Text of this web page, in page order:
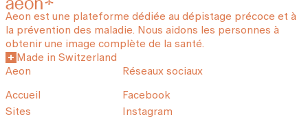
Aeon est une plateforme dédiée au dépistage précoce et à
la prévention des maladie. Nous aidons les personnes à
obtenir une image complète de la santé.
Made in Switzerland
Aeon
Accueil
Sites
Réseaux sociaux
Facebook
Instagram